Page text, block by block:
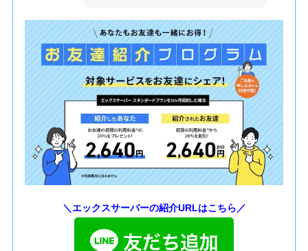
＼エックスサーバーの紹介URLはこちら／